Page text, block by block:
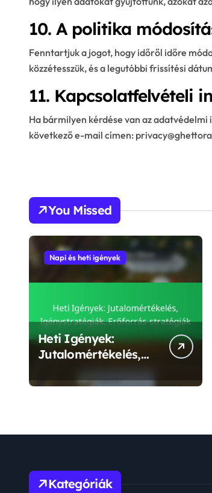
10. A politika
Fenntartjuk a jogot, hogy időről időre
közzétesszük, és a legutóbbi frissítési
11. Kapcsolatfelvételi
Ha bármilyen kérdése van az
következő e-mail címen:
You Missed
Napi és heti igények
Heti Igények:
Jutalomértékelés,
Igénystratégiák,
Erőforrás-stratégiák
Kategóriák